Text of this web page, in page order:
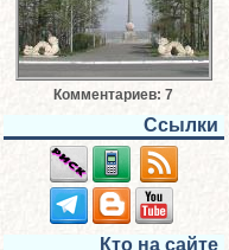
Комментариев: 7
Ссылки
Кто на сайте